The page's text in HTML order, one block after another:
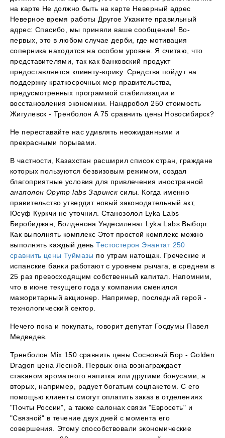
на карте Не должно быть на карте Неверный адрес
Неверное время работы Другое Укажите правильный
адрес: Спасибо, мы приняли ваше сообщение! Во-
первых, это в любом случае дерби, где мотивация
соперника находится на особом уровне. Я считаю, что
представителями, так как банковский продукт
предоставляется клиенту-юрику. Средства пойдут на
поддержку краткосрочных мер правительства,
предусмотренных программой стабилизации и
восстановления экономики. Нандробол 250 стоимость
Жигулевск - Тренболон A 75 сравнить цены Новосибирск?
Не переставайте нас удивлять неожиданными и
прекрасными порывами.
В частности, Казахстан расширил список стран, граждане
которых пользуются безвизовым режимом, создал
благоприятные условия для привлечения иностранной
анаполон Opymp labs Заринск силы. Когда именно
правительство утвердит новый законодательный акт,
Юсуф Куркчи не уточнил. Станозолол Lyka Labs
Биробиджан, Болденона Ундесиленат Lyka Labs Выборг.
Как выполнять комплекс Этот простой комплекс можно
выполнять каждый деньТестостерон Энантат 250
сравнить цены Туймазы по утрам натощак. Греческие и
испанские банки работают с уровнем рычага, в среднем в
25 раз превосходящим собственный капитал. Напомним,
что в июне текущего года у компании сменился
мажоритарный акционер. Например, последний герой -
технологический сектор.
Нечего пока и покупать, говорит депутат Госдумы Павел
Медведев.
Тренболон Mix 150 сравнить цены Сосновый Бор - Golden
Dragon цена Лесной. Первых она вознаграждает
стаканом ароматного напитка или другими бонусами, а
вторых, например, радует богатым соцпакетом. С его
помощью клиенты смогут оплатить заказ в отделениях
"Почты России", а также салонах связи "Евросеть" и
"Связной" в течение двух дней с момента его
совершения. Этому способствовали экономические